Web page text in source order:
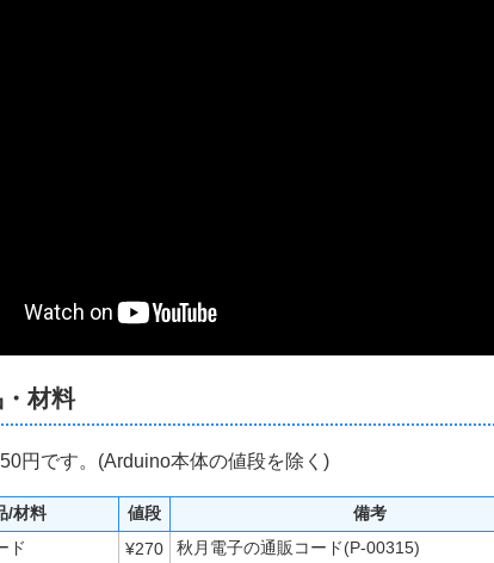
材料
円です。(Arduino本体の値段を除く)
/材料 値段
備考
ド
¥270 秋月電子の通販コード(P-00315)